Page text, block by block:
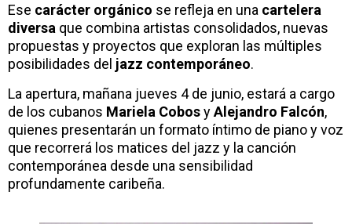
Ese carácter orgánico se refleja en una cartelera
diversa que combina artistas consolidados, nuevas
propuestas y proyectos que exploran las múltiples
posibilidades del jazz contemporáneo.
La apertura, mañana jueves 4 de junio, estará a cargo
de los cubanos Mariela CobosyAlejandro Falcón,
quienes presentarán un formato íntimo de piano y voz
que recorrerá los matices del jazz y la canción
contemporánea desde una sensibilidad
profundamente caribeña.